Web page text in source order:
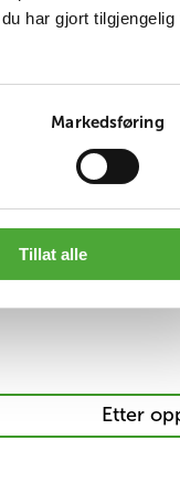
har gjort tilgjengelig
Markedsføring
Tillat alle
informasjon før
Praktisk
info
Etter